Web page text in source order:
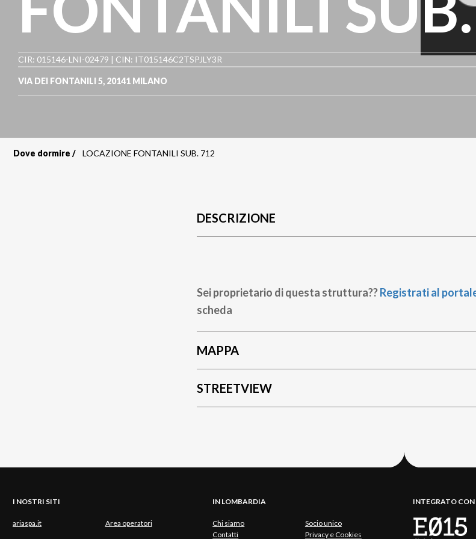
CIR: 015146-LNI-02479 | CIN: IT015146C2TSPJLY3R
VIA DEI FONTANILI 5, 20141 MILANO
Dove dormire LOCAZIONE FONTANILI SUB. 712
DESCRIZIONE
Sei proprietario di questa struttura??Registrati al
scheda
MAPPA
STREETVIEW
I NOSTRI SITI
ariaspa.it Area operatori
IN LOMBARDIA
Chi siamo
Socio unico
Contatti
Privacy e Cookies
INTEGRATO CON